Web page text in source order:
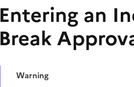
Entering an
Break
Warning